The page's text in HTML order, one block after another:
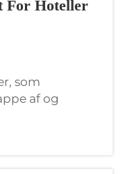
For Hoteller
som
af og
føler sig